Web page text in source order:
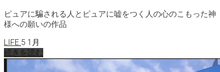
ピュアに騙される人とピュアに嘘をつく人の心のこもった神
様への願いの作品
LIFE. 5 1月
続きを読む